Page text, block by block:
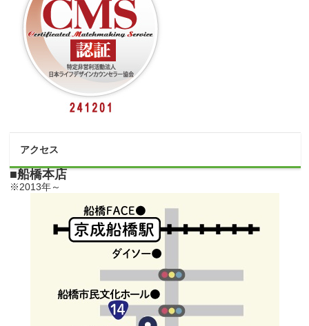
アクセス
■船橋本店
※2013年～